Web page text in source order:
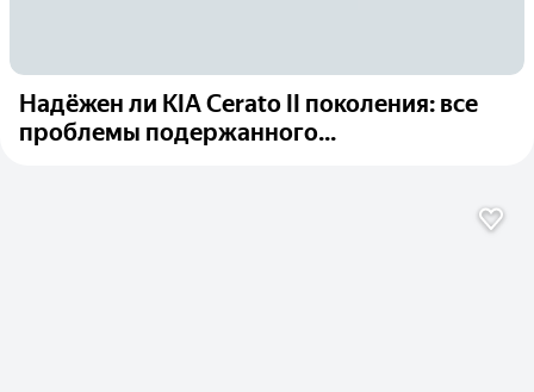
Надёжен ли KIA Cerato II поколения: все
проблемы подержанного...